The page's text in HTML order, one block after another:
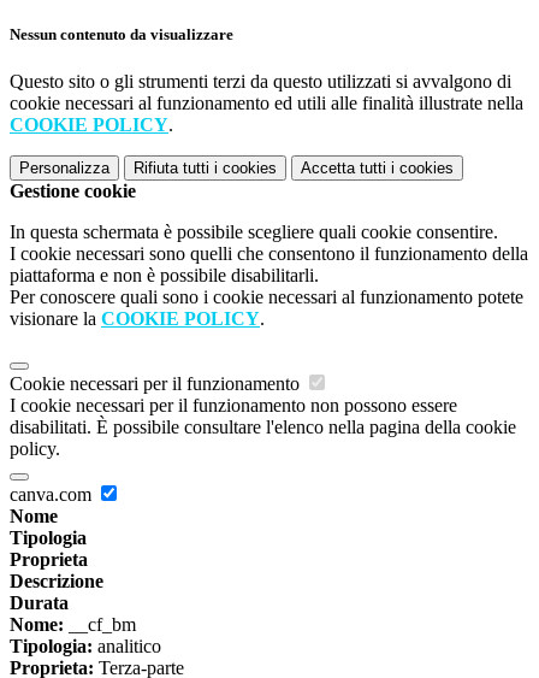
Nessun contenuto da visualizzare
Questo sito o gli strumenti terzi da questo utilizzati si avvalgono di
cookie necessari al funzionamento ed utili alle finalità illustrate nella
COOKIE POLICY.
Personalizza Rifiuta tutti i cookies Accetta tutti i cookies
Gestione cookie
In questa schermata è possibile scegliere quali cookie consentire.
I cookie necessari sono quelli che consentono il funzionamento della
piattaforma e non è possibile disabilitarli.
Per conoscere quali sono i cookie necessari al funzionamento potete
visionare la COOKIE POLICY.
Cookie necessari per il funzionamento
I cookie necessari per il funzionamento non possono essere
disabilitati. È possibile consultare l'elenco nella pagina della cookie
policy.
canva.com
Nome
Tipologia
Proprieta
Descrizione
Durata
Nome: __cf_bm
Tipologia: analitico
Proprieta: Terza-parte